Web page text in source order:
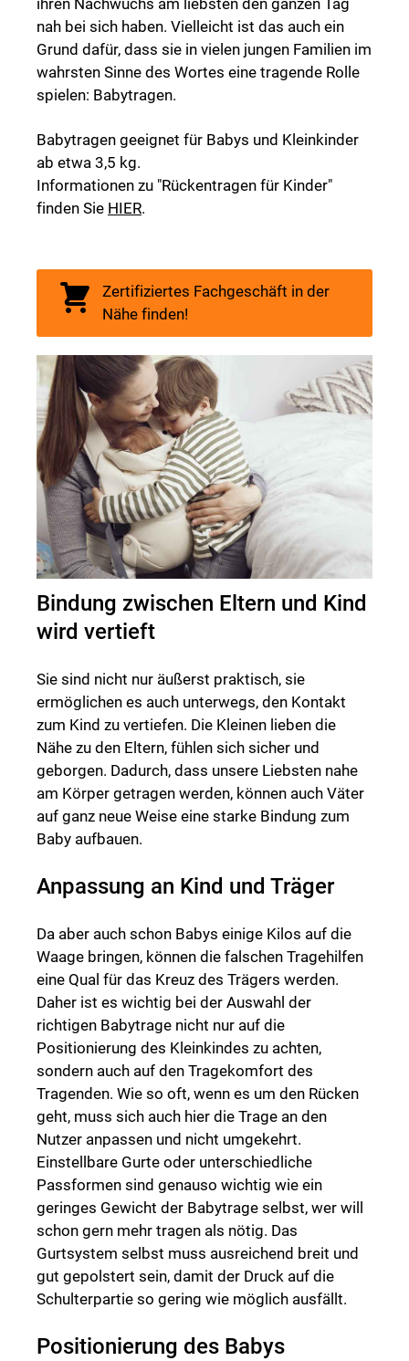
ihren Nachwuchs am liebsten den ganzen Tag
nah bei sich haben. Vielleicht ist das auch ein
Grund dafür, dass sie in vielen jungen Familien im
wahrsten Sinne des Wortes eine tragende Rolle
spielen: Babytragen.
Babytragen geeignet für Babys und Kleinkinder
ab etwa 3,5 kg.
Informationen zu "Rückentragen für Kinder"
finden Sie HIER.
Zertifiziertes Fachgeschäft in der
Nähe finden!
Bindung zwischen Eltern und Kind
wird vertieft
Sie sind nicht nur äußerst praktisch, sie
ermöglichen es auch unterwegs, den Kontakt
zum Kind zu vertiefen. Die Kleinen lieben die
Nähe zu den Eltern, fühlen sich sicher und
geborgen. Dadurch, dass unsere Liebsten nahe
am Körper getragen werden, können auch Väter
auf ganz neue Weise eine starke Bindung zum
Baby aufbauen.
Anpassung an Kind und Träger
Da aber auch schon Babys einige Kilos auf die
Waage bringen, können die falschen Tragehilfen
eine Qual für das Kreuz des Trägers werden.
Daher ist es wichtig bei der Auswahl der
richtigen Babytrage nicht nur auf die
Positionierung des Kleinkindes zu achten,
sondern auch auf den Tragekomfort des
Tragenden. Wie so oft, wenn es um den Rücken
geht, muss sich auch hier die Trage an den
Nutzer anpassen und nicht umgekehrt.
Einstellbare Gurte oder unterschiedliche
Passformen sind genauso wichtig wie ein
geringes Gewicht der Babytrage selbst, wer will
schon gern mehr tragen als nötig. Das
Gurtsystem selbst muss ausreichend breit und
gut gepolstert sein, damit der Druck auf die
Schulterpartie so gering wie möglich ausfällt.
Positionierung des Babys